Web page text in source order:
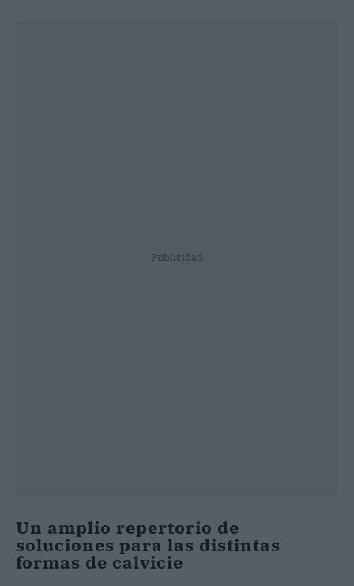
Publicidad
Un amplio repertorio de
soluciones para las distintas
formas de calvicie